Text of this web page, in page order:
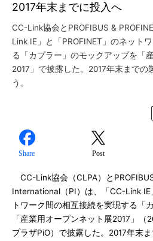
2017年末までに投入へ
CC-Link協会とPROFIBUS &
Link IE」と「PROFINET」のネット
る「カプラー」のモックアップを「
2017」で披露した。2017年末までの
う。
Share Post
CC-Link協会（CLPA）と
International（PI）は、「CC-Link IE
トワーク間の相互接続を実現する「
「産業用オープンネット展2017」
プラザPiO）で披露した。2017年末